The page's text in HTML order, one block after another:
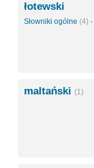
łotewski
Słowniki ogólne (4) ·
maltański (1)